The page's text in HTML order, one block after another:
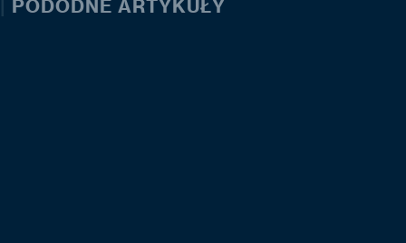
PODODNE ARTYKUŁY